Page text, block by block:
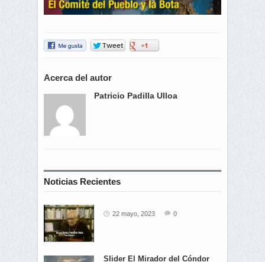
Acerca del autor
Patricio Padilla Ulloa
Noticias Recientes
22 mayo, 2023 0
Slider El Mirador del Cóndor